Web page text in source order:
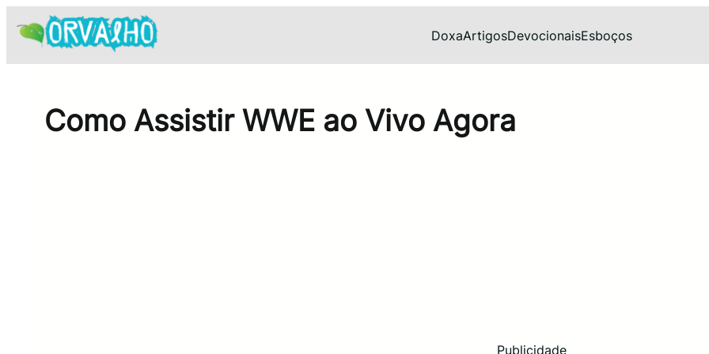
para
conteúdo
DoxaArtigosDevocionaisEsboços
Como Assistir WWE ao Vivo Agora
Publicidade